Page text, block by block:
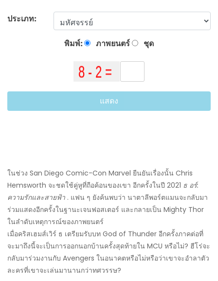
ประเภท:
พิมพ์: ภาพยนตร์ ชุด
แสดง
ในช่วง San Diego Comic-Con Marvel ยืนยันเรื่องนั้น Chris
Hemsworth จะชดใช้คู่หูที่ถือค้อนของเขา อีกครั้งในปี 2021 ธ อร์:
ความรักและสายฟ้า . แฟน ๆ ยังค้นพบว่า นาตาลีพอร์ตแมนจะกลับมา
ร่วมแสดงอีกครั้งในฐานะเจนฟอสเตอร์ และกลายเป็น Mighty Thor
ในลำดับเหตุการณ์ของภาพยนตร์
เมื่อคริสเฮมส์เวิร์ ธ เตรียมรับบท God of Thunder อีกครั้งภาคต่อที่
จะมาถึงนี้จะเป็นการออกนอกบ้านครั้งสุดท้ายใน MCU หรือไม่? ฮีโร่จะ
กลับมาร่วมงานกับ Avengers ในอนาคตหรือไม่หรือว่าเขาจะอำลาตัว
ละครที่เขาจะเล่นมานานกว่าทศวรรษ?